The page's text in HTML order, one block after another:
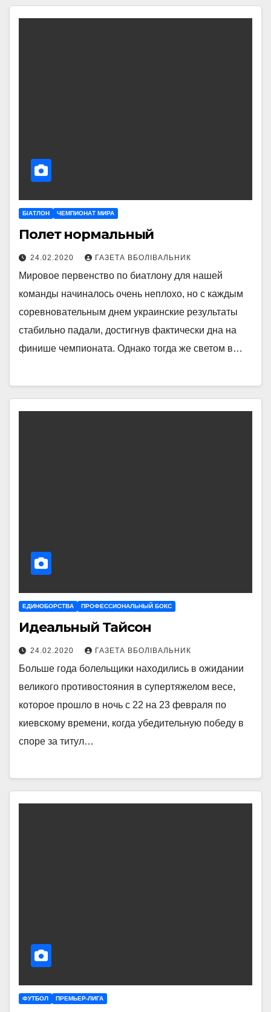
БІАТЛОН ЧЕМПИОНАТ МИРА
Полет нормальный
24.02.2020 ГАЗЕТА ВБОЛІВАЛЬНИК
Мировое первенство по биатлону для нашей
команды начиналось очень неплохо, но с каждым
соревновательным днем украинские результаты
стабильно падали, достигнув фактически дна на
финише чемпионата. Однако тогда же светом в…
ЕДИНОБОРСТВА ПРОФЕССИОНАЛЬНЫЙ БОКС
Идеальный Тайсон
24.02.2020 ГАЗЕТА ВБОЛІВАЛЬНИК
Больше года болельщики находились в ожидании
великого противостояния в супертяжелом весе,
которое прошло в ночь с 22 на 23 февраля по
киевскому времени, когда убедительную победу в
споре за титул…
ФУТБОЛ ПРЕМЬЕР-ЛИГА